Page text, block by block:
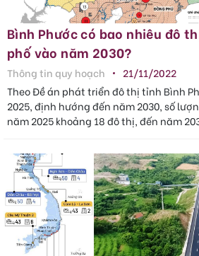
Bình Phước có bao nhiêu đô
phố vào năm 2030?
Thông tin quy hoạch
21/11/2022
Theo Đề án phát triển đô thị tỉnh Bình
2025, định hướng đến năm 2030, số
năm 2025 khoảng 18 đô thị, đến năm